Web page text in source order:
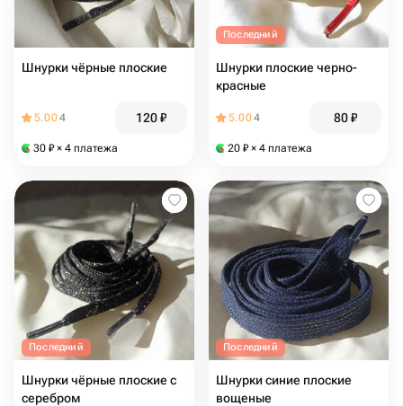
Шнурки чёрные плоские
5.004 120₽
30 ₽ × 4 платежа
Последний
Шнурки плоские черно-
красные
5.004 80₽
20 ₽ × 4 платежа
Последний
Шнурки чёрные плоские с
серебром
Последний
Шнурки синие плоские
вощеные